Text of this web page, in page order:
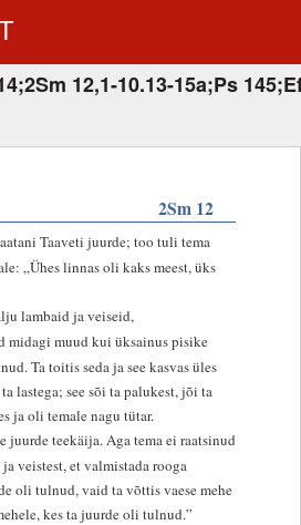
12,1-10.13-15a;Ps
2Sm 12
Taaveti juurde; too tuli tema
„Ühes linnas oli kaks meest, üks
lambaid ja veiseid,
midagi muud kui üksainus pisike
Ta toitis seda ja see kasvas üles
lastega; see sõi ta palukest, jõi ta
ja oli temale nagu tütar.
juurde teekäija. Aga tema ei raatsinud
veistest, et valmistada rooga
oli tulnud, vaid ta võttis vaese mehe
kes ta juurde oli tulnud.”